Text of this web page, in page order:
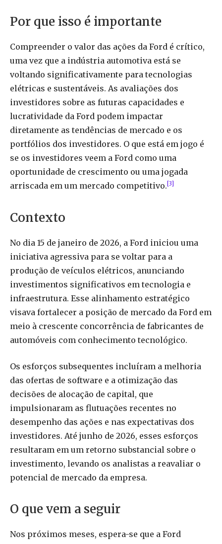
Por que isso é importante
Compreender o valor das ações da Ford é crítico,
uma vez que a indústria automotiva está se
voltando significativamente para tecnologias
elétricas e sustentáveis. As avaliações dos
investidores sobre as futuras capacidades e
lucratividade da Ford podem impactar
diretamente as tendências de mercado e os
portfólios dos investidores. O que está em jogo é
se os investidores veem a Ford como uma
oportunidade de crescimento ou uma jogada
arriscada em um mercado competitivo. [3]
Contexto
No dia 15 de janeiro de 2026, a Ford iniciou uma
iniciativa agressiva para se voltar para a
produção de veículos elétricos, anunciando
investimentos significativos em tecnologia e
infraestrutura. Esse alinhamento estratégico
visava fortalecer a posição de mercado da Ford em
meio à crescente concorrência de fabricantes de
automóveis com conhecimento tecnológico.
Os esforços subsequentes incluíram a melhoria
das ofertas de software e a otimização das
decisões de alocação de capital, que
impulsionaram as flutuações recentes no
desempenho das ações e nas expectativas dos
investidores. Até junho de 2026, esses esforços
resultaram em um retorno substancial sobre o
investimento, levando os analistas a reavaliar o
potencial de mercado da empresa.
O que vem a seguir
Nos próximos meses, espera-se que a Ford